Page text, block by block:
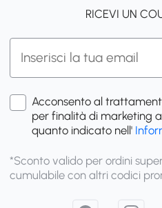
RICEVI UN
Acconsento al
per finalità di marketing
quanto indicato nell'
*Sconto valido per ordini
cumulabile con altri codici